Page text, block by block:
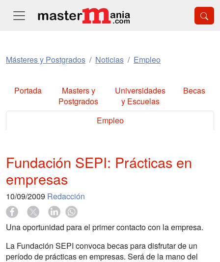
Másteres y Postgrados Noticias Empleo
Portada
Masters y
Postgrados
Universidades
y Escuelas
Becas
Empleo
Fundación SEPI: Prácticas en
empresas
10/09/2009 Redacción
Una oportunidad para el primer contacto con la empresa.
La Fundación SEPI convoca becas para disfrutar de un
período de prácticas en empresas. Será de la mano del